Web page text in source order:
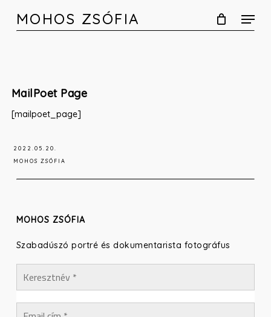
MOHOS ZSÓFIA
MailPoet Page
[mailpoet_page]
2022.05.20.
MOHOS ZSÓFIA
MOHOS ZSÓFIA
Szabadúszó portré és dokumentarista fotográfus